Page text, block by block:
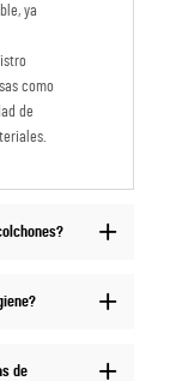
ya
como
de
de